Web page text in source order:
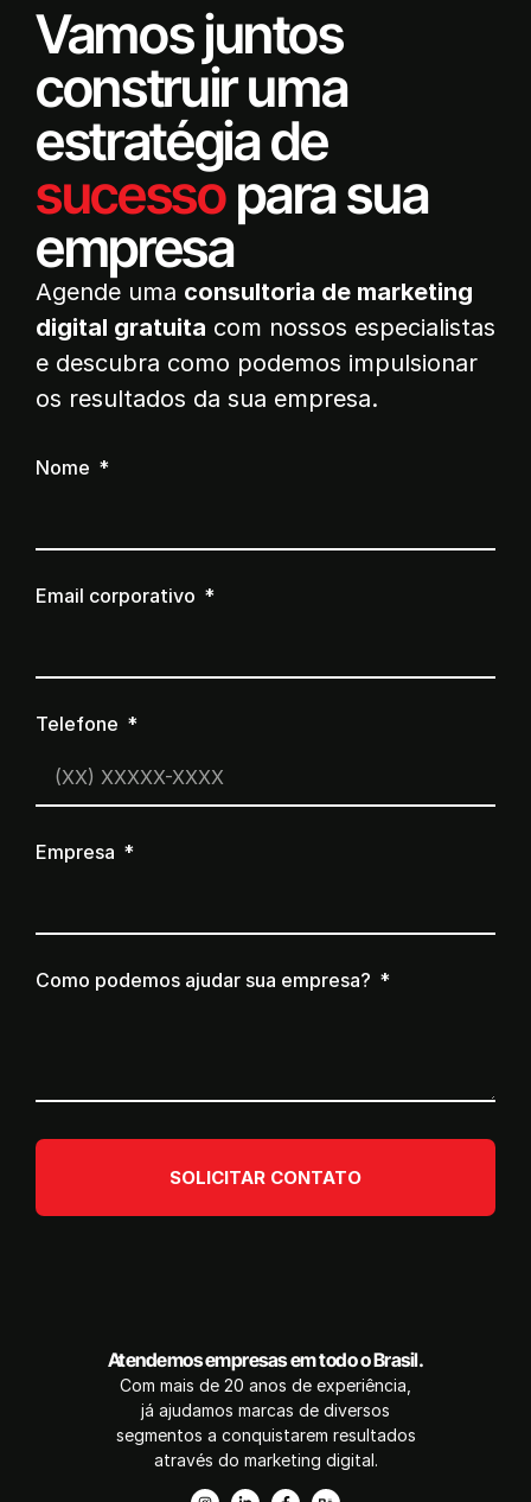
Vamos juntos
construir uma
estratégia de
sucessopara sua
empresa
Agende uma consultoria de marketing
digital gratuita com nossos especialistas
e descubra como podemos impulsionar
os resultados da sua empresa.
Nome
Email corporativo
Telefone
Empresa
Como podemos ajudar sua empresa?
SOLICITAR CONTATO
Atendemos empresas em todo o Brasil.
Com mais de 20 anos de experiência,
já ajudamos marcas de diversos
segmentos a conquistarem resultados
através do marketing digital.